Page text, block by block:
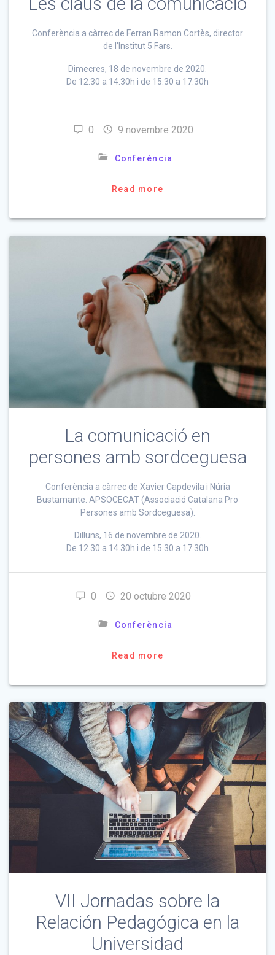
Conferència a càrrec de Ferran Ramon Cortès, director
de l’Institut 5 Fars.
Dimecres, 18 de novembre de 2020.
De 12.30 a 14.30h i de 15.30 a 17.30h
0 9 novembre 2020
Conferència
Read more
La comunicació en
persones amb sordceguesa
Conferència a càrrec de Xavier Capdevila i Núria
Bustamante. APSOCECAT (Associació Catalana Pro
Persones amb Sordceguesa).
Dilluns, 16 de novembre de 2020.
De 12.30 a 14.30h i de 15.30 a 17.30h
0 20 octubre 2020
Conferència
Read more
VII Jornadas sobre la
Relación Pedagógica en la
Universidad